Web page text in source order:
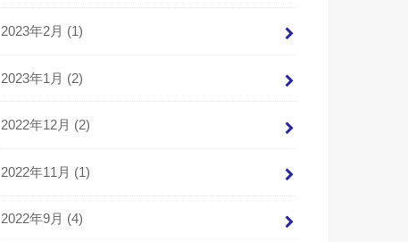
2023年2月 (1)
2023年1月 (2)
2022年12月 (2)
2022年11月 (1)
2022年9月 (4)